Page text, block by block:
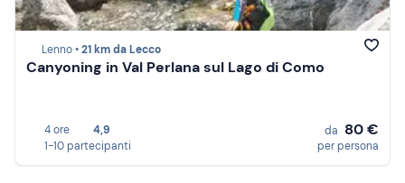
Lenno •21 km da Lecco
Canyoning in Val Perlana sul Lago di Como
4 ore
4,9
1-10 partecipanti
da 80 €
per persona